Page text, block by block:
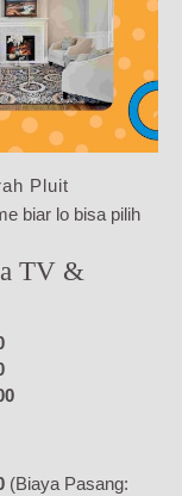
Pluit
biar lo bisa pilih
TV &
(Biaya Pasang: